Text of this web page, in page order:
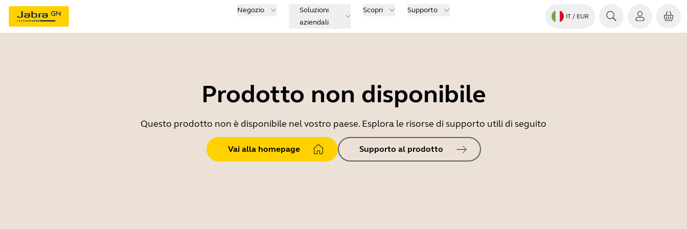
Negozio
Soluzioni
aziendali
Scopri Supporto
IT / EUR
Prodotto non disponibile
Questo prodotto non è disponibile nel vostro paese. Esplora le risorse di supporto utili di seguito
Vai alla homepage Supporto al prodotto